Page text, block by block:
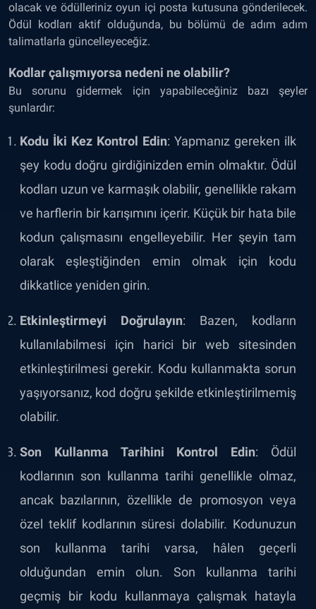
olacak ve ödülleriniz oyun içi posta kutusuna gönderilecek.
Ödül kodları aktif olduğunda, bu bölümü de adım adım
talimatlarla güncelleyeceğiz.
Kodlar çalışmıyorsa nedeni ne olabilir?
Bu sorunu gidermek için yapabileceğiniz bazı şeyler
şunlardır:
Kodu İki Kez Kontrol Edin: Yapmanız gereken ilk
şey kodu doğru girdiğinizden emin olmaktır. Ödül
kodları uzun ve karmaşık olabilir, genellikle rakam
ve harflerin bir karışımını içerir. Küçük bir hata bile
kodun çalışmasını engelleyebilir. Her şeyin tam
olarak eşleştiğinden emin olmak için kodu
dikkatlice yeniden girin.
Etkinleştirmeyi Doğrulayın: Bazen, kodların
kullanılabilmesi için harici bir web sitesinden
etkinleştirilmesi gerekir. Kodu kullanmakta sorun
yaşıyorsanız, kod doğru şekilde etkinleştirilmemiş
olabilir.
Son Kullanma Tarihini Kontrol Edin: Ödül
kodlarının son kullanma tarihi genellikle olmaz,
ancak bazılarının, özellikle de promosyon veya
özel teklif kodlarının süresi dolabilir. Kodunuzun
son kullanma tarihi varsa, hâlen geçerli
olduğundan emin olun. Son kullanma tarihi
geçmiş bir kodu kullanmaya çalışmak hatayla